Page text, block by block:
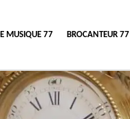
MUSIQUE 77 BROCANTEUR 77